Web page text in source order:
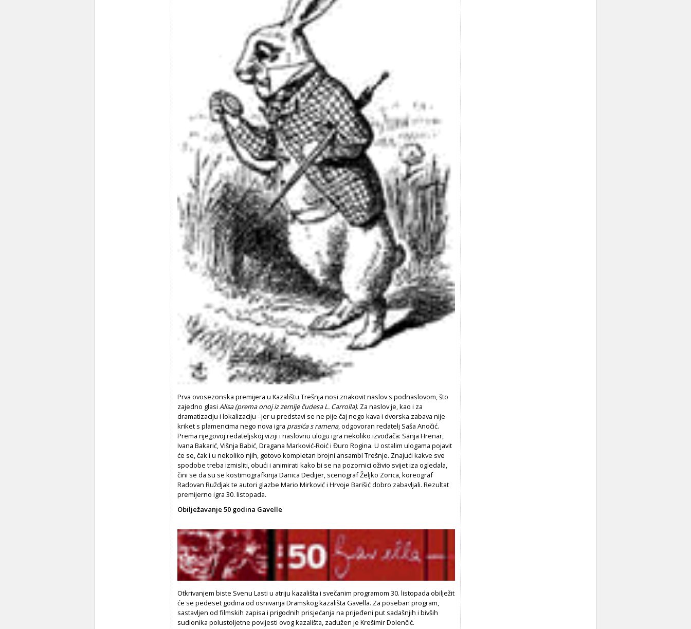
Prva ovosezonska premijera u Kazalištu Trešnja nosi znakovit naslov s podnaslovom, što
zajedno glasi Alisa (prema onoj iz zemlje čudesa L. Carrolla). Za naslov je, kao i za
dramatizaciju i lokalizaciju - jer u predstavi se ne pije čaj nego kava i dvorska zabava nije
kriket s plamencima nego nova igra prasića s ramena, odgovoran redatelj Saša Anočić.
Prema njegovoj redateljskoj viziji i naslovnu ulogu igra nekoliko izvođača: Sanja Hrenar,
Ivana Bakarić, Višnja Babić, Dragana Marković-Roić i Đuro Rogina. U ostalim ulogama pojavit
će se, čak i u nekoliko njih, gotovo kompletan brojni ansambl Trešnje. Znajući kakve sve
spodobe treba izmisliti, obući i animirati kako bi se na pozornici oživio svijet iza ogledala,
čini se da su se kostimografkinja Danica Dedijer, scenograf Željko Zorica, koreograf
Radovan Ruždjak te autori glazbe Mario Mirković i Hrvoje Barišić dobro zabavljali. Rezultat
premijerno igra 30. listopada.
Obilježavanje 50 godina Gavelle
Otkrivanjem biste Svenu Lasti u atriju kazališta i svečanim programom 30. listopada obilježit
će se pedeset godina od osnivanja Dramskog kazališta Gavella. Za poseban program,
sastavljen od filmskih zapisa i prigodnih prisjećanja na prijeđeni put sadašnjih i bivših
sudionika polustoljetne povijesti ovog kazališta, zadužen je Krešimir Dolenčić.